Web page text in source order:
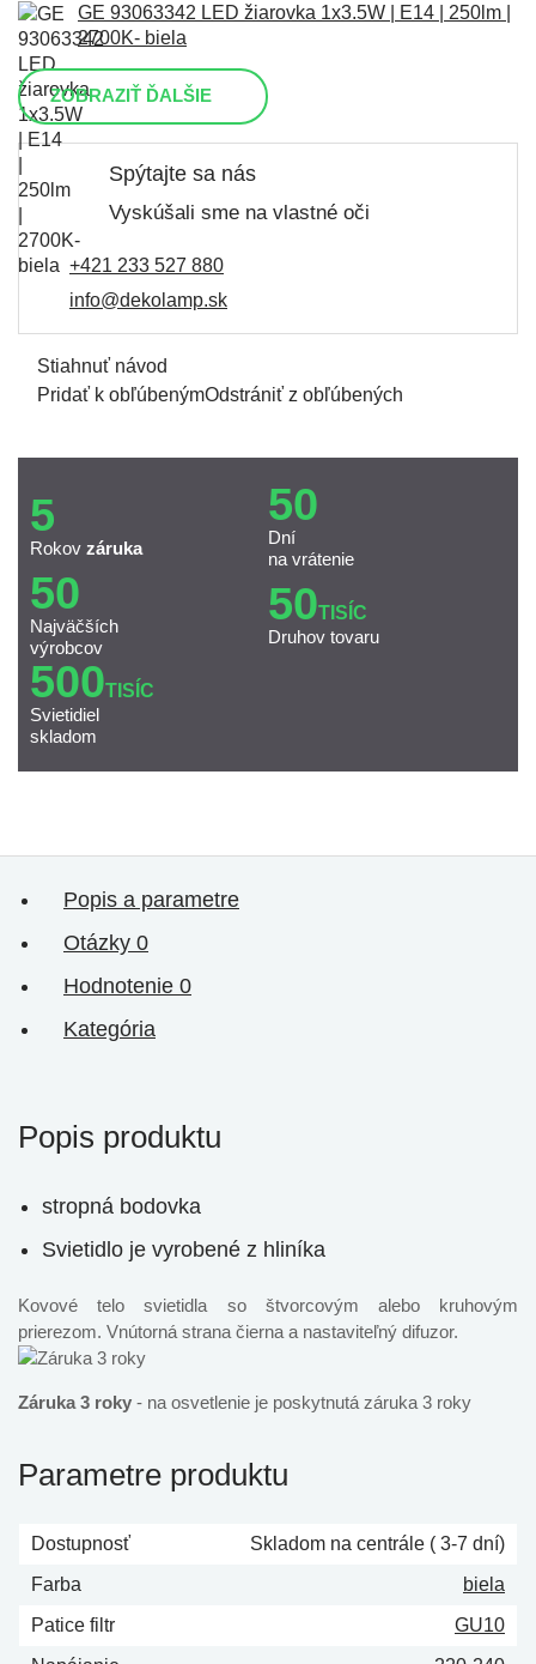
GE 93063342 LED žiarovka 1x3.5W | E14 | 250lm |
2700K- biela
ZOBRAZIŤ ĎALŠIE
Spýtajte sa nás
Vyskúšali sme na vlastné oči
+421 233 527 880
info@dekolamp.sk
Stiahnuť návod
Pridať k obľúbenýmOdstrániť z obľúbených
5
Rokov záruka
50
Dní
na vrátenie
50
Najväčších
výrobcov
50TISÍC
Druhov tovaru
500TISÍC
Svietidiel
skladom
Popis a parametre
Otázky 0
Hodnotenie 0
Kategória
Popis produktu
stropná bodovka
Svietidlo je vyrobené z hliníka
Kovové telo svietidla so štvorcovým alebo kruhovým
prierezom. Vnútorná strana čierna a nastaviteľný difuzor.
Záruka 3 roky - na osvetlenie je poskytnutá záruka 3 roky
Parametre produktu
Dostupnosť
Skladom na centrále ( 3-7 dní)
Farba
biela
Patice filtr
GU10